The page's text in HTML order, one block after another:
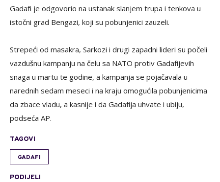
Gadafi je odgovorio na ustanak slanjem trupa i tenkova u
istočni grad Bengazi, koji su pobunjenici zauzeli.
Strepeći od masakra, Sarkozi i drugi zapadni lideri su počeli
vazdušnu kampanju na čelu sa NATO protiv Gadafijevih
snaga u martu te godine, a kampanja se pojačavala u
narednih sedam meseci i na kraju omogućila pobunjenicima
da zbace vladu, a kasnije i da Gadafija uhvate i ubiju,
podseća AP.
TAGOVI
GADAFI
PODIJELI